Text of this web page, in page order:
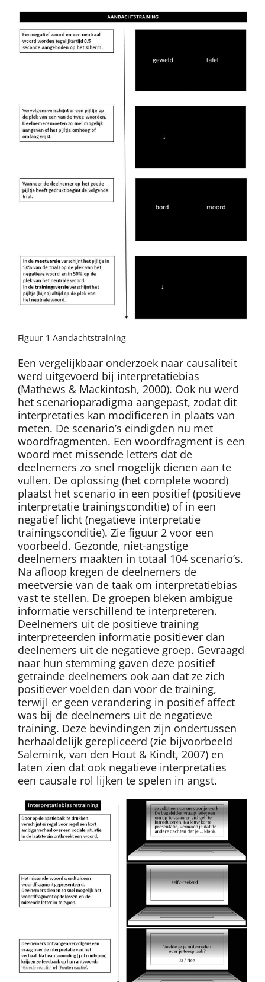
Figuur 1 Aandachtstraining
Een vergelijkbaar onderzoek naar causaliteit
werd uitgevoerd bij interpretatiebias
(Mathews & Mackintosh, 2000). Ook nu werd
het scenarioparadigma aangepast, zodat dit
interpretaties kan modificeren in plaats van
meten. De scenario’s eindigden nu met
woordfragmenten. Een woordfragment is een
woord met missende letters dat de
deelnemers zo snel mogelijk dienen aan te
vullen. De oplossing (het complete woord)
plaatst het scenario in een positief (positieve
interpretatie trainingsconditie) of in een
negatief licht (negatieve interpretatie
trainingsconditie). Zie figuur 2 voor een
voorbeeld. Gezonde, niet-angstige
deelnemers maakten in totaal 104 scenario’s.
Na afloop kregen de deelnemers de
meetversie van de taak om interpretatiebias
vast te stellen. De groepen bleken ambigue
informatie verschillend te interpreteren.
Deelnemers uit de positieve training
interpreteerden informatie positiever dan
deelnemers uit de negatieve groep. Gevraagd
naar hun stemming gaven deze positief
getrainde deelnemers ook aan dat ze zich
positiever voelden dan voor de training,
terwijl er geen verandering in positief affect
was bij de deelnemers uit de negatieve
training. Deze bevindingen zijn ondertussen
herhaaldelijk gerepliceerd (zie bijvoorbeeld
Salemink, van den Hout & Kindt, 2007) en
laten zien dat ook negatieve interpretaties
een causale rol lijken te spelen in angst.